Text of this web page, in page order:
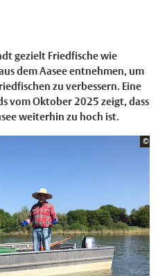
gezielt Friedfische wie
dem Aasee entnehmen, um
zu verbessern. Eine
vom Oktober 2025 zeigt, dass
weiterhin zu hoch ist.
©